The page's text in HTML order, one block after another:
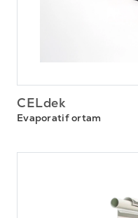
CELdek
Evaporatif ortam